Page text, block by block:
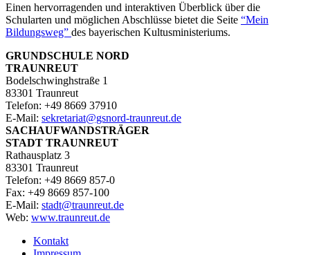
Einen hervorragenden und interaktiven Überblick über die
Schularten und möglichen Abschlüsse bietet die Seite “Mein
Bildungsweg” des bayerischen Kultusministeriums.
GRUNDSCHULE NORD
TRAUNREUT
Bodelschwinghstraße 1
83301 Traunreut
Telefon: +49 8669 37910
E‑Mail: sekretariat@gsnord-traunreut.de
SACHAUFWANDSTRÄGER
STADT TRAUNREUT
Rathausplatz 3
83301 Traunreut
Telefon: +49 8669 857-0
Fax: +49 8669 857-100
E‑Mail: stadt@traunreut.de
Web: www.traunreut.de
Kontakt